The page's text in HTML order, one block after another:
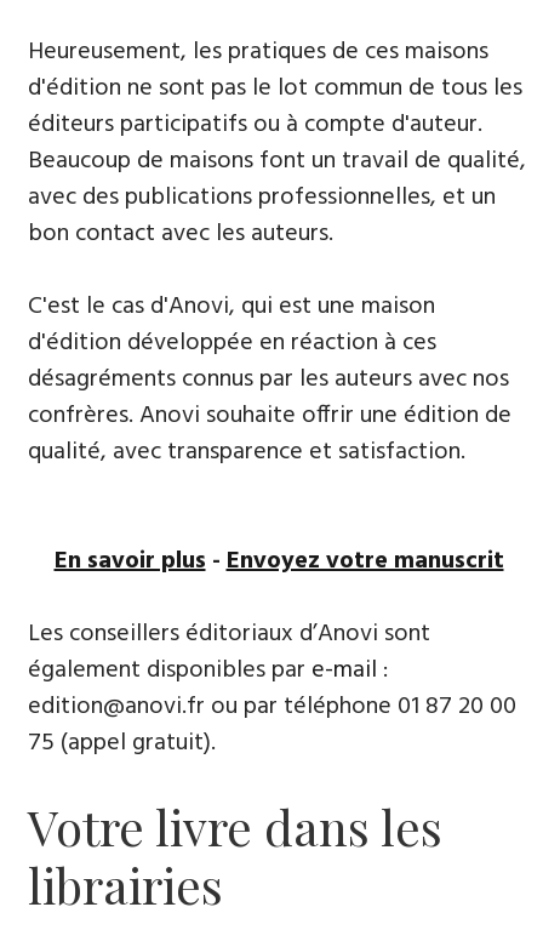
​Heureusement, les pratiques de ces maisons
d'édition ne sont pas le lot commun de tous les
éditeurs participatifs ou à compte d'auteur.
Beaucoup de maisons font un travail de qualité,
avec des publications professionnelles, et un
bon contact avec les auteurs.
C'est le cas d'Anovi, qui est une maison
d'édition développée en réaction à ces
désagréments connus par les auteurs avec nos
confrères. Anovi souhaite offrir une édition de
qualité, avec transparence et satisfaction.
En savoir plus-Envoyez votre manuscrit
Les conseillers éditoriaux d’Anovi sont
également disponibles par e-mail :
edition@anovi.fr ou par téléphone ​​0​1 87 20 00
75 (appel gratuit).
Votre livre dans les
librairies